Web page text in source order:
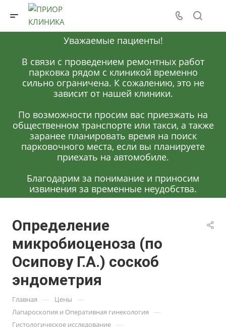
Уважаемые пациенты!
В связи с проведением ремонтных работ
парковка рядом с клиникой временно
сильно ограничена. К сожалению, это не
зависит от нашей клиники.
По возможности просим вас приезжать на
общественном транспорте или такси, а также
заранее планировать время на поиск
парковочного места, если вы планируете
приехать на автомобиле.
Благодарим за понимание и приносим
извинения за временные неудобства.
Определение
микробиоценоза (по
Осипову Г.А.) соскоб
эндометрия
Главная — Цены —
Лапароскопия и Оперативная гинекология —
Гистологическое исследование —